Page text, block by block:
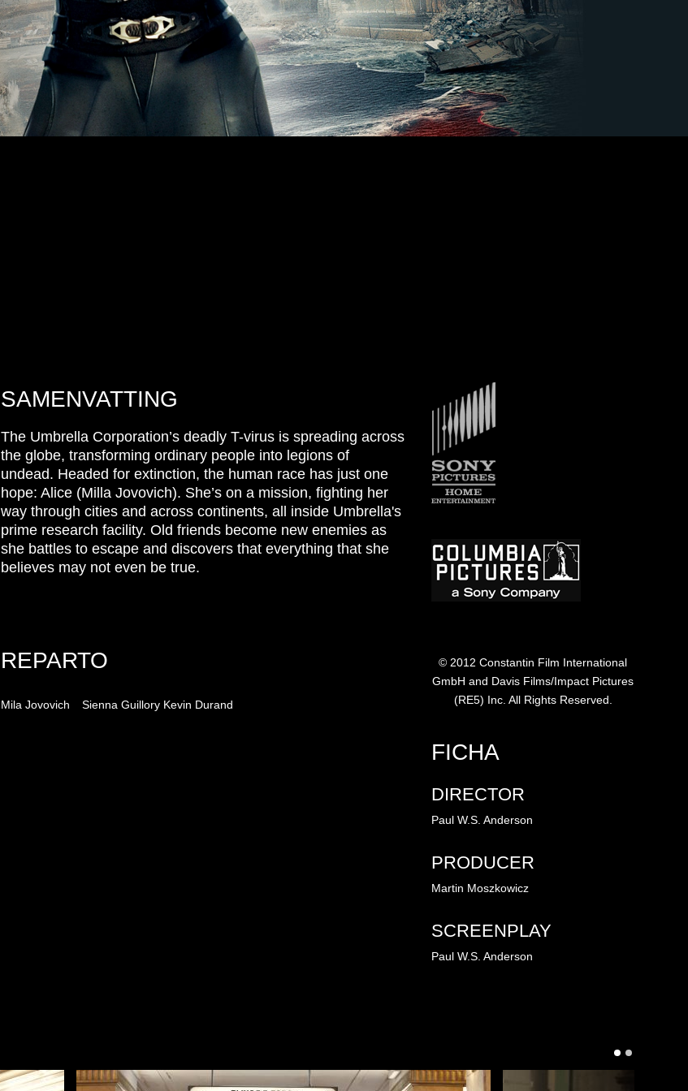
SAMENVATTING
The Umbrella Corporation’s deadly T-virus is spreading across
the globe, transforming ordinary people into legions of
undead. Headed for extinction, the human race has just one
hope: Alice (Milla Jovovich). She’s on a mission, fighting her
way through cities and across continents, all inside Umbrella's
prime research facility. Old friends become new enemies as
she battles to escape and discovers that everything that she
believes may not even be true.
REPARTO
Mila Jovovich Sienna Guillory Kevin Durand
Afbeelding
© 2012 Constantin Film International
GmbH and Davis Films/Impact Pictures
(RE5) Inc. All Rights Reserved.
FICHA
DIRECTOR
Paul W.S. Anderson
PRODUCER
Martin Moszkowicz
SCREENPLAY
Paul W.S. Anderson